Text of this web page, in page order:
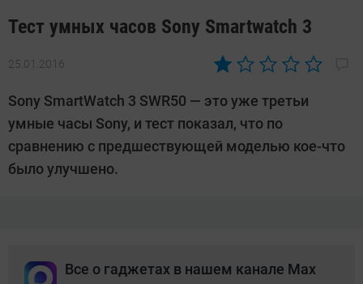
Тест умных часов Sony Smartwatch 3
25.01.2016
Автор:
Гришина
Sony SmartWatch 3 SWR50 — это уже третьи
умные часы Sony, и тест показал, что по
сравнению с предшествующей моделью кое-что
было улучшено.
Все о гаджетах в нашем канале Max